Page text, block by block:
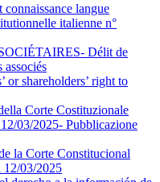
langue
italienne n°
Délit de
or shareholders’ right to
Corte Costituzionale
03/2025- Pubblicazione
la Corte Constitucional
12/03/2025